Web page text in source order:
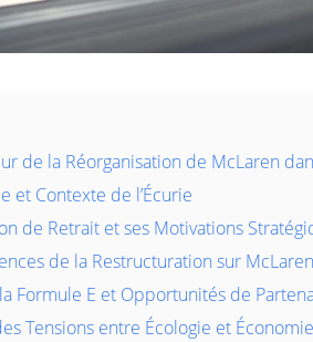
de la Réorganisation de McLaren
et Contexte de l’Écurie
de Retrait et ses Motivations
de la Restructuration sur McLaren
Formule E et Opportunités de
Tensions entre Écologie et